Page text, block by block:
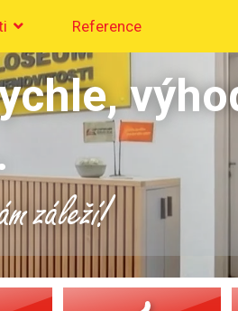
Reference
záleží!